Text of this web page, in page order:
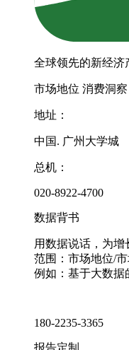
全球领先的新经济
市场地位 消费洞察
地址：
中国. 广州大学城
总机：
020-8922-4700
数据背书
用数据说话，为增
范围：市场地位/
例如：基于大数据
180-2235-3365
报告定制